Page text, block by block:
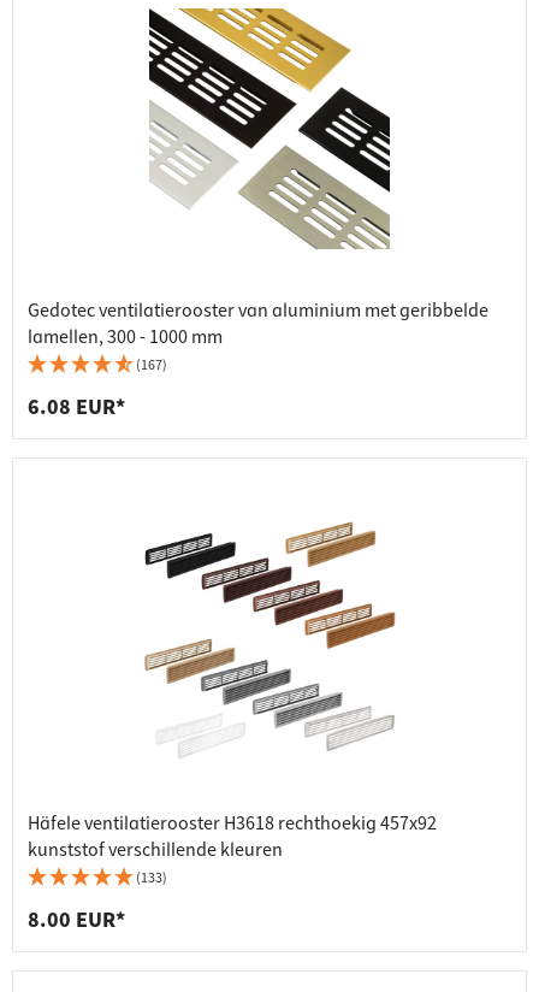
Gedotec ventilatierooster van aluminium met geribbelde
lamellen, 300 - 1000 mm
(167)
6.08 EUR*
Häfele ventilatierooster H3618 rechthoekig 457x92
kunststof verschillende kleuren
(133)
8.00 EUR*